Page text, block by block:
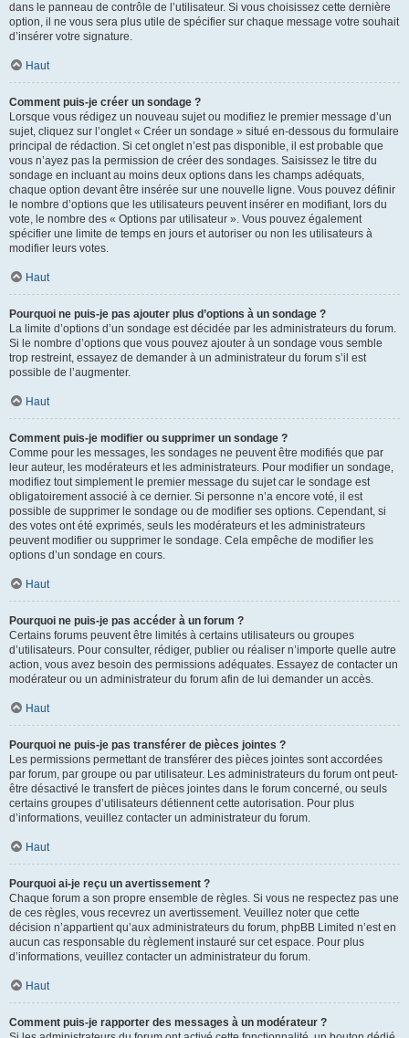
dans le panneau de contrôle de l’utilisateur. Si vous choisissez cette dernière
option, il ne vous sera plus utile de spécifier sur chaque message votre souhait
d’insérer votre signature.
Haut
Comment puis-je créer un sondage ?
Lorsque vous rédigez un nouveau sujet ou modifiez le premier message d’un
sujet, cliquez sur l’onglet « Créer un sondage » situé en-dessous du formulaire
principal de rédaction. Si cet onglet n’est pas disponible, il est probable que
vous n’ayez pas la permission de créer des sondages. Saisissez le titre du
sondage en incluant au moins deux options dans les champs adéquats,
chaque option devant être insérée sur une nouvelle ligne. Vous pouvez définir
le nombre d’options que les utilisateurs peuvent insérer en modifiant, lors du
vote, le nombre des « Options par utilisateur ». Vous pouvez également
spécifier une limite de temps en jours et autoriser ou non les utilisateurs à
modifier leurs votes.
Haut
Pourquoi ne puis-je pas ajouter plus d’options à un sondage ?
La limite d’options d’un sondage est décidée par les administrateurs du forum.
Si le nombre d’options que vous pouvez ajouter à un sondage vous semble
trop restreint, essayez de demander à un administrateur du forum s’il est
possible de l’augmenter.
Haut
Comment puis-je modifier ou supprimer un sondage ?
Comme pour les messages, les sondages ne peuvent être modifiés que par
leur auteur, les modérateurs et les administrateurs. Pour modifier un sondage,
modifiez tout simplement le premier message du sujet car le sondage est
obligatoirement associé à ce dernier. Si personne n’a encore voté, il est
possible de supprimer le sondage ou de modifier ses options. Cependant, si
des votes ont été exprimés, seuls les modérateurs et les administrateurs
peuvent modifier ou supprimer le sondage. Cela empêche de modifier les
options d’un sondage en cours.
Haut
Pourquoi ne puis-je pas accéder à un forum ?
Certains forums peuvent être limités à certains utilisateurs ou groupes
d’utilisateurs. Pour consulter, rédiger, publier ou réaliser n’importe quelle autre
action, vous avez besoin des permissions adéquates. Essayez de contacter un
modérateur ou un administrateur du forum afin de lui demander un accès.
Haut
Pourquoi ne puis-je pas transférer de pièces jointes ?
Les permissions permettant de transférer des pièces jointes sont accordées
par forum, par groupe ou par utilisateur. Les administrateurs du forum ont peut-
être désactivé le transfert de pièces jointes dans le forum concerné, ou seuls
certains groupes d’utilisateurs détiennent cette autorisation. Pour plus
d’informations, veuillez contacter un administrateur du forum.
Haut
Pourquoi ai-je reçu un avertissement ?
Chaque forum a son propre ensemble de règles. Si vous ne respectez pas une
de ces règles, vous recevrez un avertissement. Veuillez noter que cette
décision n’appartient qu’aux administrateurs du forum, phpBB Limited n’est en
aucun cas responsable du règlement instauré sur cet espace. Pour plus
d’informations, veuillez contacter un administrateur du forum.
Haut
Comment puis-je rapporter des messages à un modérateur ?